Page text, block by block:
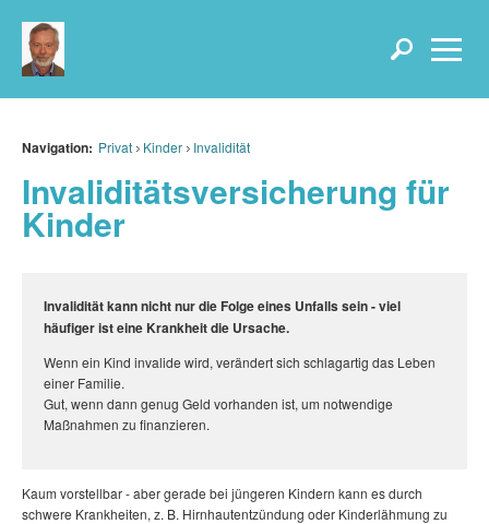
Navigation: Privat Kinder Invalidität
Invaliditätsversicherung für
Kinder
Invalidität kann nicht nur die Folge eines Unfalls sein - viel
häufiger ist eine Krankheit die Ursache.
Wenn ein Kind invalide wird, verändert sich schlagartig das Leben
einer Familie.
Gut, wenn dann genug Geld vorhanden ist, um notwendige
Maßnahmen zu finanzieren.
Kaum vorstellbar - aber gerade bei jüngeren Kindern kann es durch
schwere Krankheiten, z. B. Hirnhautentzündung oder Kinderlähmung zu